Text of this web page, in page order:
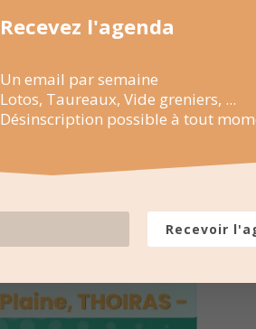
Recevez l'agenda
Un email par semaine
Lotos, Taureaux, Vide greniers, ...
Désinscription possible à tout
Recevoir